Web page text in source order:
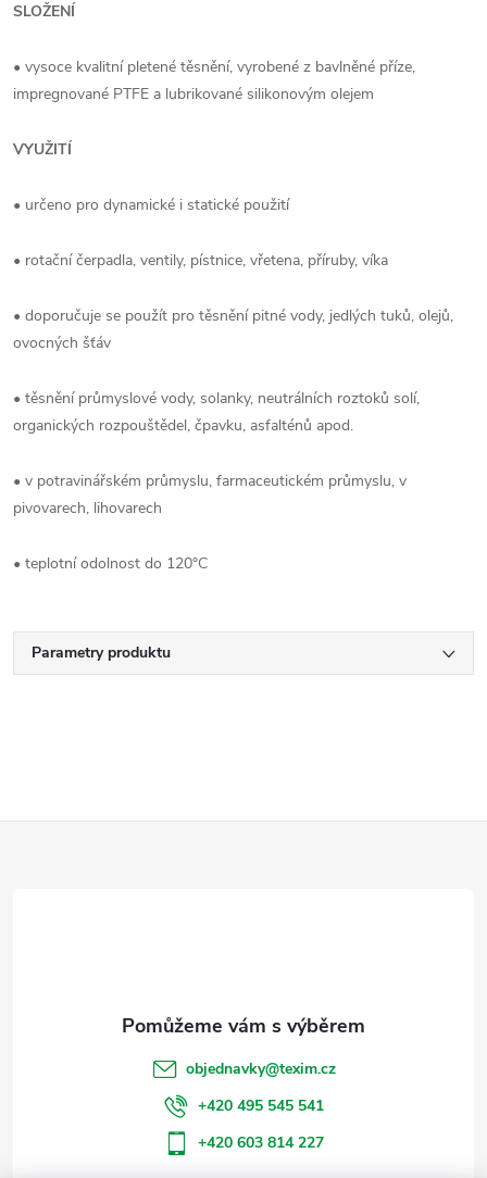
SLOŽENÍ
• vysoce kvalitní pletené těsnění, vyrobené z bavlněné příze,
impregnované PTFE a lubrikované silikonovým olejem
VYUŽITÍ
• určeno pro dynamické i statické použití
• rotační čerpadla, ventily, pístnice, vřetena, příruby, víka
• doporučuje se použít pro těsnění pitné vody, jedlých tuků, olejů,
ovocných šťáv
• těsnění průmyslové vody, solanky, neutrálních roztoků solí,
organických rozpouštědel, čpavku, asfalténů apod.
• v potravinářském průmyslu, farmaceutickém průmyslu, v
pivovarech, lihovarech
• teplotní odolnost do 120°C
Parametry produktu
objednavky@texim.cz
+420 495 545 541
+420 603 814 227